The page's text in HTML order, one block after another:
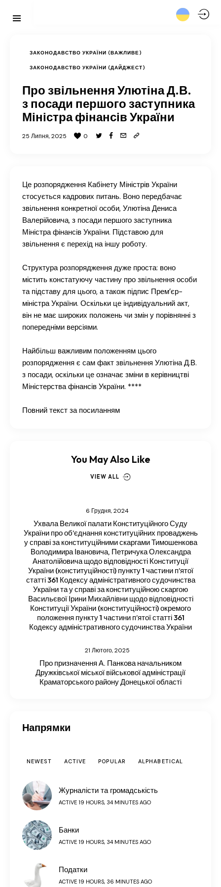
ЗАКОНОДАВСТВО УКРАЇНИ (ВАЖЛИВЕ)
ЗАКОНОДАВСТВО УКРАЇНИ (ДАЙДЖЕСТ)
Про звільнення Улютіна Д.В.
з посади першого заступника
Міністра фінансів України
25 Липня, 2025 0
Це розпорядження Кабінету Міністрів України
стосується кадрових питань. Воно передбачає
звільнення конкретної особи, Улютіна Дениса
Валерійовича, з посади першого заступника
Міністра фінансів України. Підставою для
звільнення є перехід на іншу роботу.
Структура розпорядження дуже проста: воно
містить констатуючу частину про звільнення особи
та підставу для цього, а також підпис Прем’єр-
міністра України. Оскільки це індивідуальний акт,
він не має широких положень чи змін у порівнянні з
попередніми версіями.
Найбільш важливим положенням цього
розпорядження є сам факт звільнення Улютіна Д.В.
з посади, оскільки це означає зміни в керівництві
Міністерства фінансів України. ****
Повний текст за посиланням
You May Also Like
VIEW ALL
6 Грудня, 2024
Ухвала Великої палати Конституційного Суду
України про об’єднання конституційних проваджень
у справі за конституційними скаргами Тимошенкова
Володимира Івановича, Петричука Олександра
Анатолійовича щодо відповідності Конституції
України (конституційності) пункту 1 частини п’ятої
статті 361 Кодексу адміністративного судочинства
України та у справі за конституційною скаргою
Васильєвої Ірини Михайлівни щодо відповідності
Конституції України (конституційності) окремого
положення пункту 1 частини п’ятої статті 361
Кодексу адміністративного судочинства України
21 Лютого, 2025
Про призначення А. Панкова начальником
Дружківської міської військової адміністрації
Краматорського району Донецької області
Напрямки
NEWEST ACTIVE POPULAR ALPHABETICAL
Журналісти та громадськість
ACTIVE 19 HOURS, 34 MINUTES AGO
Банки
ACTIVE 19 HOURS, 34 MINUTES AGO
Податки
ACTIVE 19 HOURS, 36 MINUTES AGO